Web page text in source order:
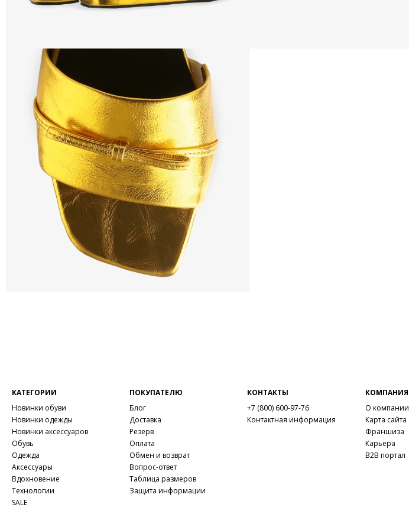
КАТЕГОРИИ
Новинки обуви
Новинки одежды
Новинки аксессуаров
Обувь
Одежда
Аксессуары
Вдохновение
Технологии
SALE
ПОКУПАТЕЛЮ
Блог
Доставка
Резерв
Оплата
Обмен и возврат
Вопрос-ответ
Таблица размеров
Защита информации
КОНТАКТЫ
+7 (800) 600-97-76
Контактная информация
КОМПАНИЯ
О компании
Карта сайта
Франшиза
Карьера
B2B портал